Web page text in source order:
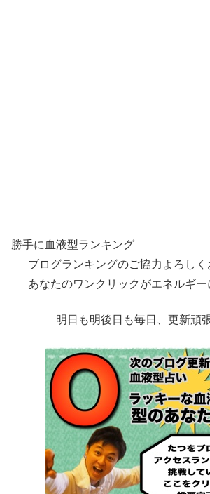
勝手に血液型ランキング
ブログランキングのご協力よろしく
あなたのワンクリックがエネルギー
明日も明後日も毎日、更新頑